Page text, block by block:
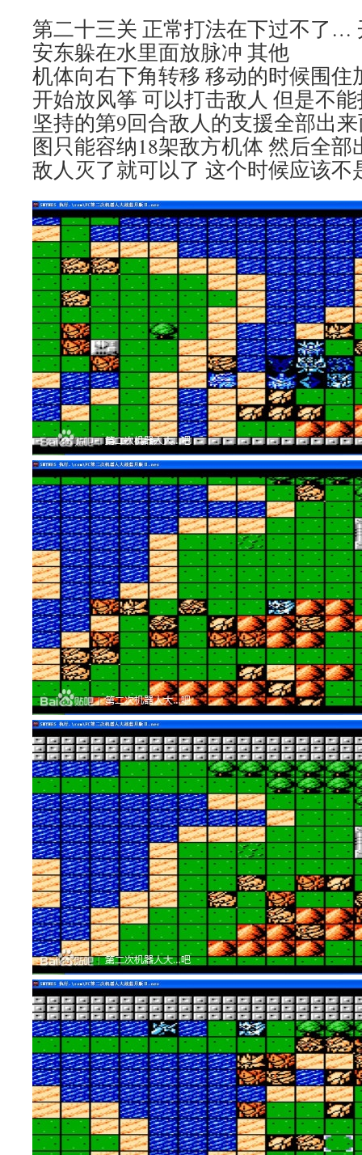
第二十三关 正常打法在下过不了…
安东躲在水里面放脉冲 其他
机体向右下角转移 移动的时候围住
开始放风筝 可以打击敌人 但是不
坚持的第9回合敌人的支援全部出
图只能容纳18架敌方机体 然后全
敌人灭了就可以了 这个时候应该